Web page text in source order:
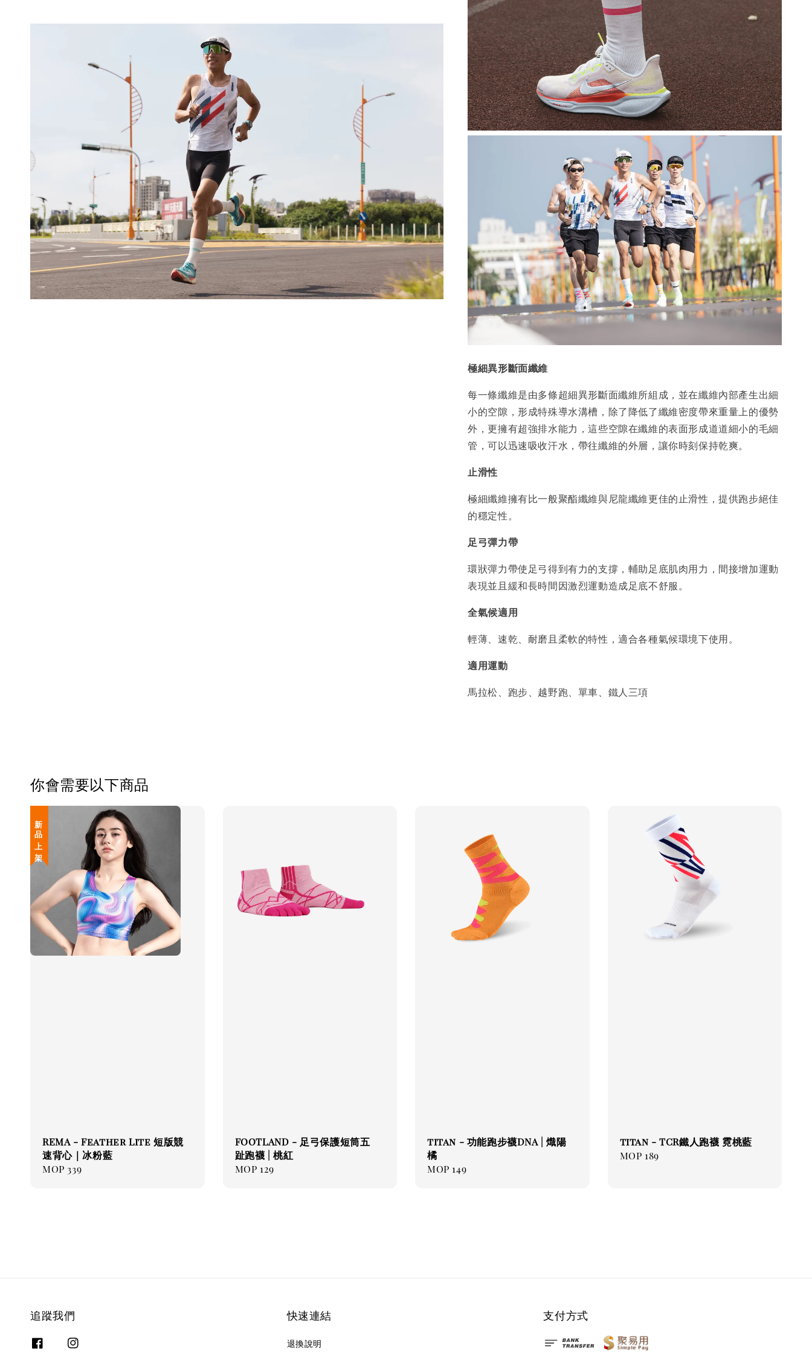
極細異形斷面纖維
每一條纖維是由多條超細異形斷面纖維所組成，並在纖維內部產生出細
小的空隙，形成特殊導水溝槽，除了降低了纖維密度帶來重量上的優勢
外，更擁有超強排水能力，這些空隙在纖維的表面形成道道細小的毛細
管，可以迅速吸收汗水，帶往纖維的外層，讓你時刻保持乾爽。
止滑性
極細纖維擁有比一般聚酯纖維與尼龍纖維更佳的止滑性，提供跑步絕佳
的穩定性。
足弓彈力帶
環狀彈力帶使足弓得到有力的支撐，輔助足底肌肉用力，間接增加運動
表現並且緩和長時間因激烈運動造成足底不舒服。
全氣候適用
輕薄、速乾、耐磨且柔軟的特性，適合各種氣候環境下使用。
適用運動
馬拉松、跑步、越野跑、單車、鐵人三項
你會需要以下商品
新 品 上 架
REMA - Feather Lite 短版競
速背心｜冰粉藍
Regular
MOP 339
FOOTLAND - 足弓保護短筒五
趾跑襪 | 桃紅
Regular
MOP 129
titan - 功能跑步襪DNA | 熾陽
橘
Regular
MOP 149
titan - TCR鐵人跑襪 霓桃藍
Regular
MOP 189
追蹤我們 快速連結
退換說明
支付方式